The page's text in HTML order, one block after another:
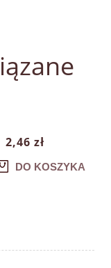
2,46 zł
DO KOSZYKA